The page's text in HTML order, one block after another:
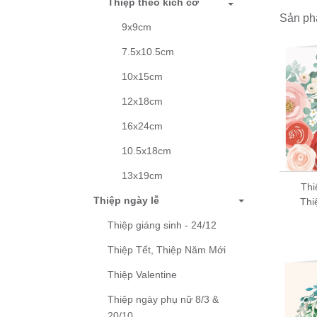
9x9cm
7.5x10.5cm
10x15cm
12x18cm
16x24cm
10.5x18cm
13x19cm
Thiệp ngày lễ
Thiệp giáng sinh - 24/12
Thiệp Tết, Thiệp Năm Mới
Thiệp Valentine
Thiệp ngày phụ nữ 8/3 &
Mỗi
Hướng
Mua lẻ
Mua
biết
Mua
Sản
phụ nữ ngay 8/3 và
Grey...
6,000 đ